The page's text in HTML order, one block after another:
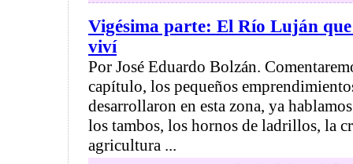
Vigésima parte: El Río Luján
viví
Por José Eduardo Bolzán.
capítulo, los pequeños
desarrollaron en esta zona, ya
los tambos, los hornos de ladrillos, la
agricultura ...